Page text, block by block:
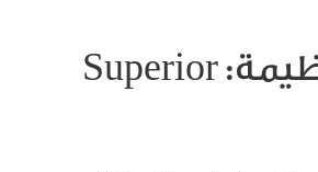
بحيرات عظيمة: Superior